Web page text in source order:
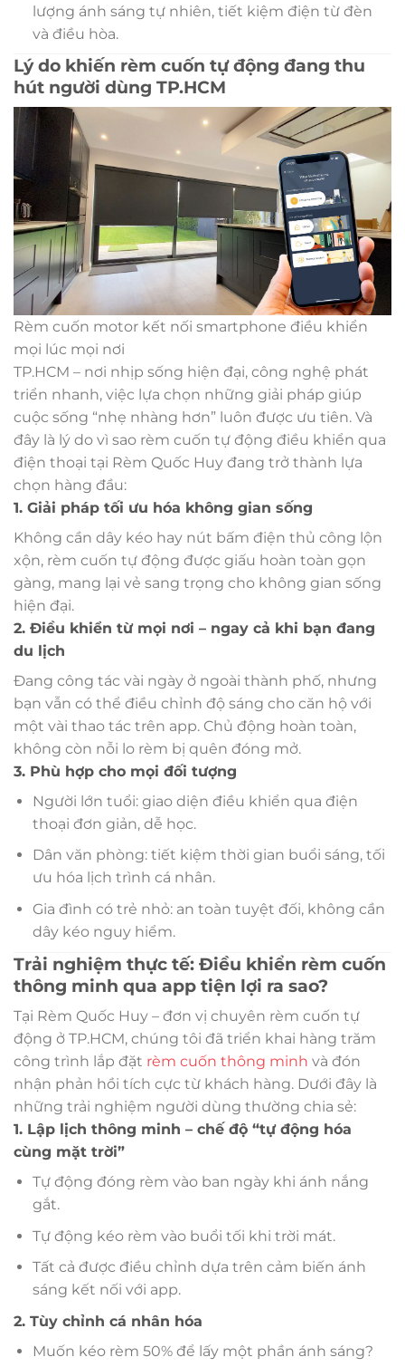
lượng ánh sáng tự nhiên, tiết kiệm điện từ đèn
và điều hòa.
Lý do khiến rèm cuốn tự động đang thu
hút người dùng TP.HCM
Rèm cuốn motor kết nối smartphone điều khiển
mọi lúc mọi nơi
TP.HCM – nơi nhịp sống hiện đại, công nghệ phát
triển nhanh, việc lựa chọn những giải pháp giúp
cuộc sống “nhẹ nhàng hơn” luôn được ưu tiên. Và
đây là lý do vì sao rèm cuốn tự động điều khiển qua
điện thoại tại Rèm Quốc Huy đang trở thành lựa
chọn hàng đầu:
1. Giải pháp tối ưu hóa không gian sống
Không cần dây kéo hay nút bấm điện thủ công lộn
xộn, rèm cuốn tự động được giấu hoàn toàn gọn
gàng, mang lại vẻ sang trọng cho không gian sống
hiện đại.
2. Điều khiển từ mọi nơi – ngay cả khi bạn đang
du lịch
Đang công tác vài ngày ở ngoài thành phố, nhưng
bạn vẫn có thể điều chỉnh độ sáng cho căn hộ với
một vài thao tác trên app. Chủ động hoàn toàn,
không còn nỗi lo rèm bị quên đóng mở.
3. Phù hợp cho mọi đối tượng
Người lớn tuổi: giao diện điều khiển qua điện
thoại đơn giản, dễ học.
Dân văn phòng: tiết kiệm thời gian buổi sáng, tối
ưu hóa lịch trình cá nhân.
Gia đình có trẻ nhỏ: an toàn tuyệt đối, không cần
dây kéo nguy hiểm.
Trải nghiệm thực tế: Điều khiển rèm cuốn
thông minh qua app tiện lợi ra sao?
Tại Rèm Quốc Huy – đơn vị chuyên rèm cuốn tự
động ở TP.HCM, chúng tôi đã triển khai hàng trăm
công trình lắp đặt rèm cuốn thông minh và đón
nhận phản hồi tích cực từ khách hàng. Dưới đây là
những trải nghiệm người dùng thường chia sẻ:
1. Lập lịch thông minh – chế độ “tự động hóa
cùng mặt trời”
Tự động đóng rèm vào ban ngày khi ánh nắng
gắt.
Tự động kéo rèm vào buổi tối khi trời mát.
Tất cả được điều chỉnh dựa trên cảm biến ánh
sáng kết nối với app.
2. Tùy chỉnh cá nhân hóa
Muốn kéo rèm 50% để lấy một phần ánh sáng?